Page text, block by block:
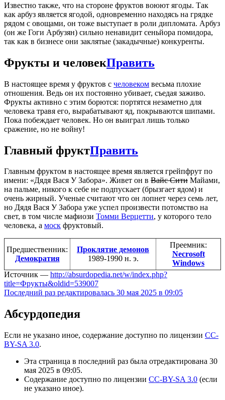
Известно также, что на стороне фруктов воюют ягоды. Так
как арбуз является ягодой, одновременно находясь на грядке
рядом с овощами, он тоже выступает в роли дипломата. Арбуз
(он же Гоги Арбузян) сильно ненавидит сеньйора помидора,
так как в бизнесе они заклятые (закадычные) конкуренты.
Фрукты и человекПравить
В настоящее время у фруктов с человеком весьма плохие
отношения. Ведь он их постоянно убивает, съедая заживо.
Фрукты активно с этим борются: портятся незаметно для
человека травя его, вырабатывают яд, покрываются шипами.
Пока побеждает человек. Но он выиграл лишь только
сражение, но не войну!
Главный фруктПравить
Главным фруктом в настоящее время является грейпфрут по
имени: «Дядя Вася У Забора». Живет он в Вайс Сити Майами,
на пальме, никого к себе не подпускает (брызгает ядом) и
очень жирный. Ученые считают что он лопнет через семь лет,
но Дядя Вася У Забора уже успел произвести потомство на
свет, в том числе мафиози Томми Верцетти, у которого тело
человека, а моск фруктовый.
Предшественник:
Демократия
Проклятие демонов
1989-1990 н. э.
Преемник:
Necrosoft
Windows
Источник — http://absurdopedia.net/w/index.php?
title=Фрукты&oldid=539007
Последний раз редактировалась 30 мая 2025 в 09:05
Абсурдопедия
Если не указано иное, содержание доступно по лицензии CC-
BY-SA 3.0.
Эта страница в последний раз была отредактирована 30
мая 2025 в 09:05.
Содержание доступно по лицензии CC-BY-SA 3.0 (если
не указано иное).